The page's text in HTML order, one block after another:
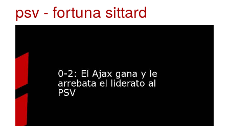
psv - fortuna sittard